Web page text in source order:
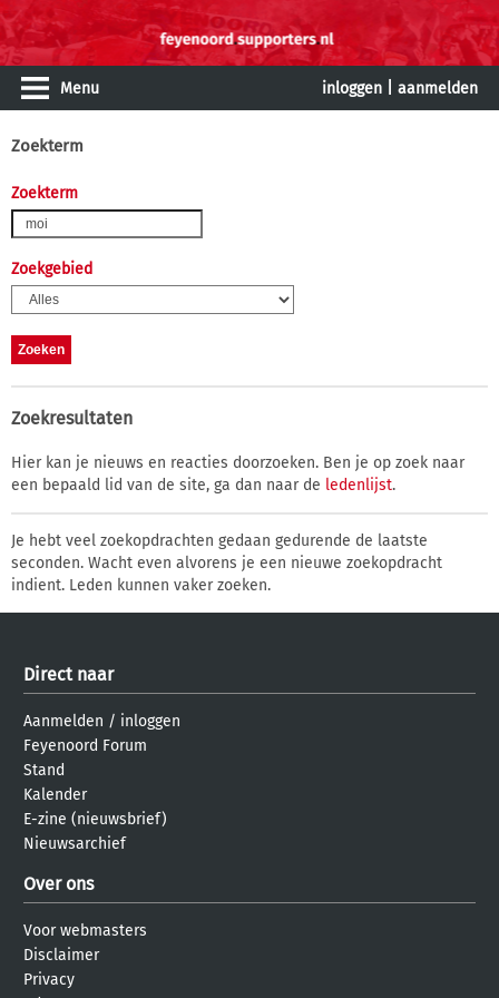
Menu inloggen aanmelden
Zoekterm
Zoekterm
Zoekgebied
Zoekresultaten
Hier kan je nieuws en reacties doorzoeken. Ben je op zoek naar
een bepaald lid van de site, ga dan naar de ledenlijst.
Je hebt veel zoekopdrachten gedaan gedurende de laatste
seconden. Wacht even alvorens je een nieuwe zoekopdracht
indient. Leden kunnen vaker zoeken.
Direct naar
Aanmelden / inloggen
Feyenoord Forum
Stand
Kalender
E-zine (nieuwsbrief)
Nieuwsarchief
Over ons
Voor webmasters
Disclaimer
Privacy